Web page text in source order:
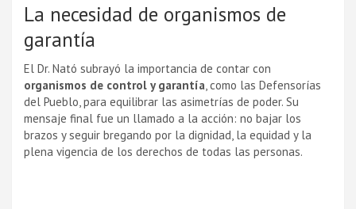
La necesidad de organismos de
garantía
El Dr. Nató subrayó la importancia de contar con
organismos de control y garantía, como las Defensorías
del Pueblo, para equilibrar las asimetrías de poder. Su
mensaje final fue un llamado a la acción: no bajar los
brazos y seguir bregando por la dignidad, la equidad y la
plena vigencia de los derechos de todas las personas.